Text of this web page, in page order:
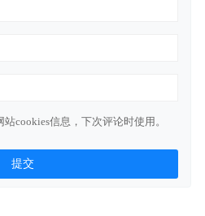
cookies信息，下次评论时使用。